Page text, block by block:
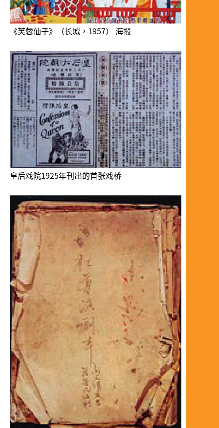
《芙蓉仙子》（长城，1957） 海报
皇后戏院1925年刊出的首张戏桥